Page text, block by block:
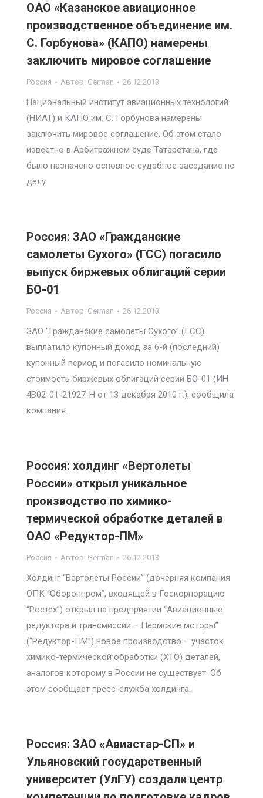
ОАО «Казанское авиационное
производственное объединение им.
С. Горбунова» (КАПО) намерены
заключить мировое соглашение
Россия Автор: German 26.12.2013
Национальный институт авиационных технологий
(НИАТ) и КАПО им. С. Горбунова намерены
заключить мировое соглашение. Об этом стало
известно в Арбитражном суде Татарстана, где
было назначено основное судебное заседание по
делу.
Россия: ЗАО «Гражданские
самолеты Сухого» (ГСС) погасило
выпуск биржевых облигаций серии
БО-01
Россия Автор: German 26.12.2013
ЗАО “Гражданские самолеты Сухого” (ГСС)
выплатило купонный доход за 6-й (последний)
купонный период и погасило номинальную
стоимость биржевых облигаций серии БО-01 (ИН
4В02-01-21927-Н от 13 декабря 2010 г.), сообщила
компания.
Россия: холдинг «Вертолеты
России» открыл уникальное
производство по химико-
термической обработке деталей в
ОАО «Редуктор-ПМ»
Россия Автор: German 26.12.2013
Холдинг “Вертолеты России” (дочерняя компания
ОПК “Оборонпром”, входящей в Госкорпорацию
“Ростех”) открыл на предприятии “Авиационные
редуктора и трансмиссии – Пермские моторы”
(“Редуктор-ПМ”) новое производство – участок
химико-термической обработки (ХТО) деталей,
аналогов которому в России не существует. Об
этом сообщает пресс-служба холдинга.
Россия: ЗАО «Авиастар-СП» и
Ульяновский государственный
университет (УлГУ) создали центр